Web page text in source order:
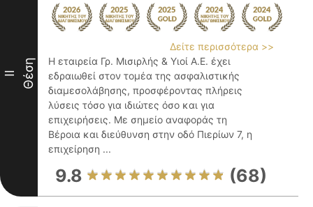
II Θέση
Δείτε περισσότερα >>
Η εταιρεία Γρ. Μισιρλής & Υιοί Α.Ε. έχει
εδραιωθεί στον τομέα της ασφαλιστικής
διαμεσολάβησης, προσφέροντας πλήρεις
λύσεις τόσο για ιδιώτες όσο και για
επιχειρήσεις. Με σημείο αναφοράς τη
Βέροια και διεύθυνση στην οδό Πιερίων 7, η
επιχείρηση ...
9.8 (68)